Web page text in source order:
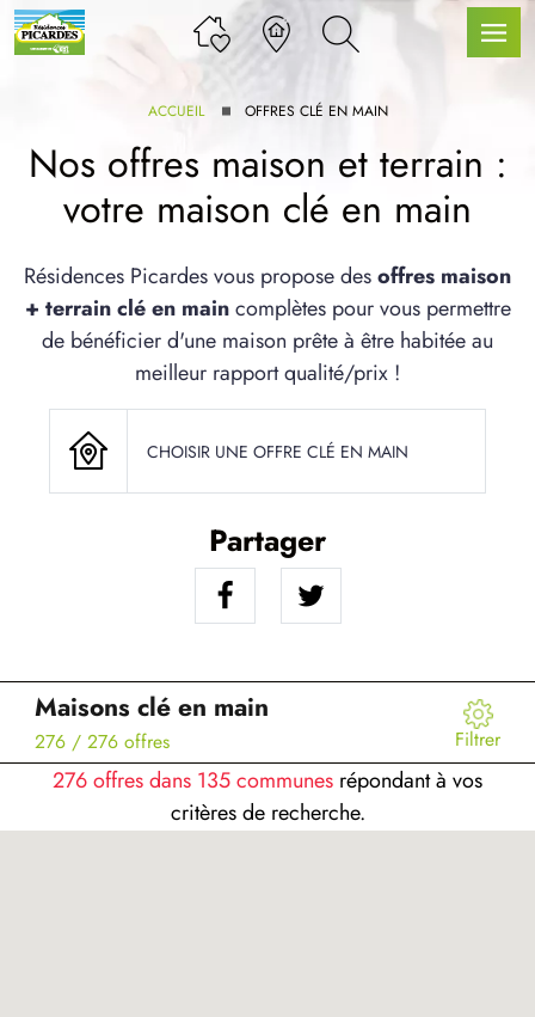
GAMME
SERVICE BDL EXTENSION
ARTICLES
ACCUEIL OFFRES CLÉ EN MAIN
Nos offres maison et terrain :
votre maison clé en main
Résidences Picardes vous propose desoffres maison
+ terrain clé en maincomplètes pour vous permettre
de bénéficier d'une maison prête à être habitée au
meilleur rapport qualité/prix !
CHOISIR UNE OFFRE CLÉ EN MAIN
Partager
Maisons clé en main
276 / 276 offres Filtrer
276 offres dans 135 communes répondant à vos
critères de recherche.